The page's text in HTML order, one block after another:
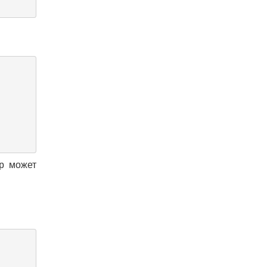
может